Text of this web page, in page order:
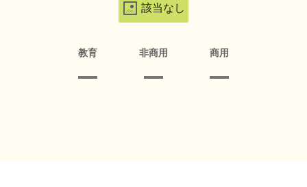
該当なし
教育 非商用 商用